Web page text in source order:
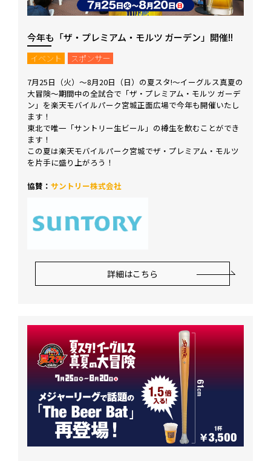
今年も「ザ・プレミアム・モルツ ガーデン」開催!!
イベント スポンサー
7月25日（火）～8月20日（日）の夏スタ!～イーグルス真夏の
大冒険～期間中の全試合で「ザ・プレミアム・モルツ ガーデ
ン」を楽天モバイルパーク宮城正面広場で今年も開催いたし
ます！
東北で唯一「サントリー生ビール」の樽生を飲むことができ
ます！
この夏は楽天モバイルパーク宮城でザ・プレミアム・モルツ
を片手に盛り上がろう！
協賛： サントリー株式会社
詳細はこちら